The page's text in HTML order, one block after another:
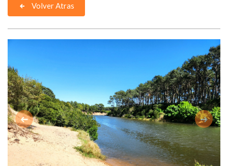
Volver Atras
Anterior